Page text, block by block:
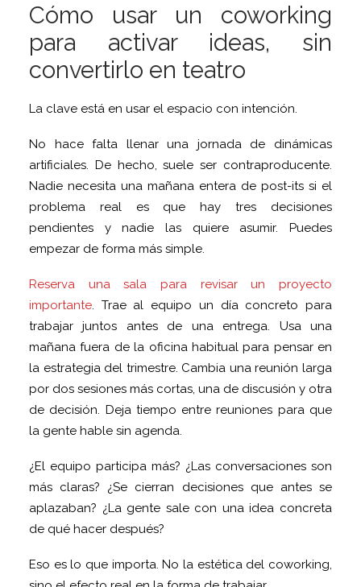
Cómo usar un coworking
para activar ideas, sin
convertirlo en teatro
La clave está en usar el espacio con intención.
No hace falta llenar una jornada de dinámicas
artificiales. De hecho, suele ser contraproducente.
Nadie necesita una mañana entera de post-its si el
problema real es que hay tres decisiones
pendientes y nadie las quiere asumir. Puedes
empezar de forma más simple.
Reserva una sala para revisar un proyecto
importante. Trae al equipo un día concreto para
trabajar juntos antes de una entrega. Usa una
mañana fuera de la oficina habitual para pensar en
la estrategia del trimestre. Cambia una reunión larga
por dos sesiones más cortas, una de discusión y otra
de decisión. Deja tiempo entre reuniones para que
la gente hable sin agenda.
¿El equipo participa más? ¿Las conversaciones son
más claras? ¿Se cierran decisiones que antes se
aplazaban? ¿La gente sale con una idea concreta
de qué hacer después?
Eso es lo que importa. No la estética del coworking,